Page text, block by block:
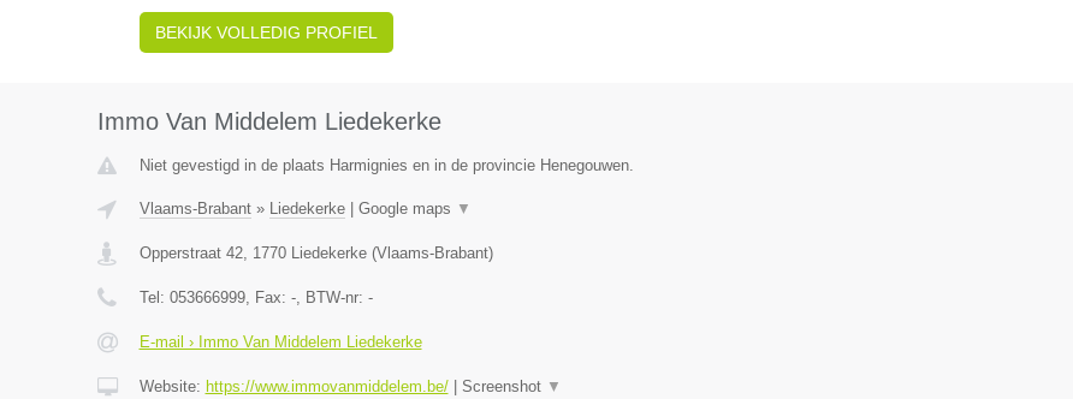
BEKIJK VOLLEDIG PROFIEL
Immo Van Middelem Liedekerke
Niet gevestigd in de plaats Harmignies en in de provincie Henegouwen.
Vlaams-Brabant» Liedekerke| Google maps ▼
Opperstraat 42, 1770 Liedekerke(Vlaams-Brabant)
Tel: 053666999, Fax: -, BTW-nr: -
E-mail › Immo Van Middelem Liedekerke
Website: https://www.immovanmiddelem.be/| Screenshot ▼